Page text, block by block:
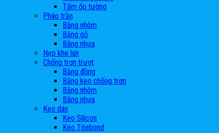
Tấm ốp tường
Phào trần
Bằng nhôm
Bằng gỗ
Bằng nhựa
Nẹp khe lún
Chống trơn trượt
Bằng đồng
Bằng keo chống trơn
Bằng nhôm
Bằng nhựa
Keo dán
Keo Silicon
Keo Titebond